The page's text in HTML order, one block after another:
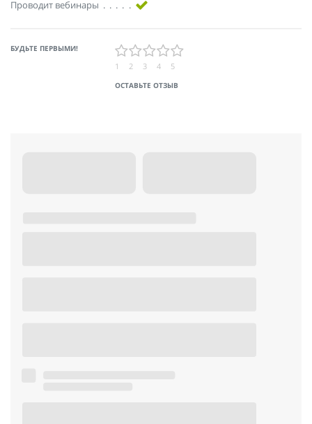
Проводит вебинары
БУДЬТЕ ПЕРВЫМИ!
ОСТАВЬТЕ ОТЗЫВ
1 2 3 4 5